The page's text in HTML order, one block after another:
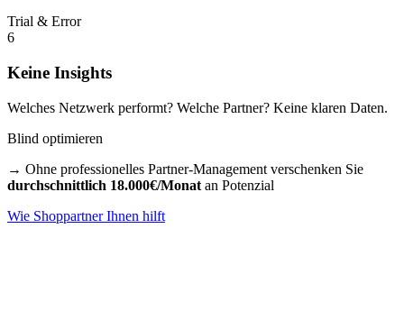
Trial & Error
6
Keine Insights
Welches Netzwerk performt? Welche Partner? Keine klaren Daten.
Blind optimieren
→ Ohne professionelles Partner-Management verschenken Sie
durchschnittlich 18.000€/Monat an Potenzial
Wie Shoppartner Ihnen hilft